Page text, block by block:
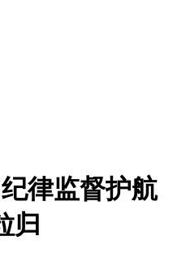
律监督护航
归